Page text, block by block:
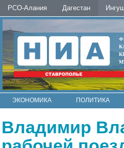
РСО-Алания Дагестан
ЭКОНОМИКА ПОЛИТИКА
Владимир